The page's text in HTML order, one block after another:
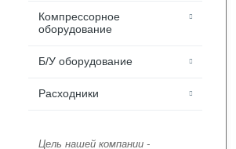
Компрессорное
оборудование
Б/У оборудование
Расходники
Цель нашей компании -